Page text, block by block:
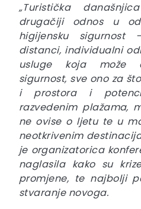
„Turistička
drugačiji odnos u
higijensku
distanci, individualni
usluge koja može
sigurnost, sve ono za
i prostora i
razvedenim plažama,
ne ovise o ljetu te u
neotkrivenim
je organizatorica
naglasila kako su
promjene, te najbolji
stvaranje novoga.